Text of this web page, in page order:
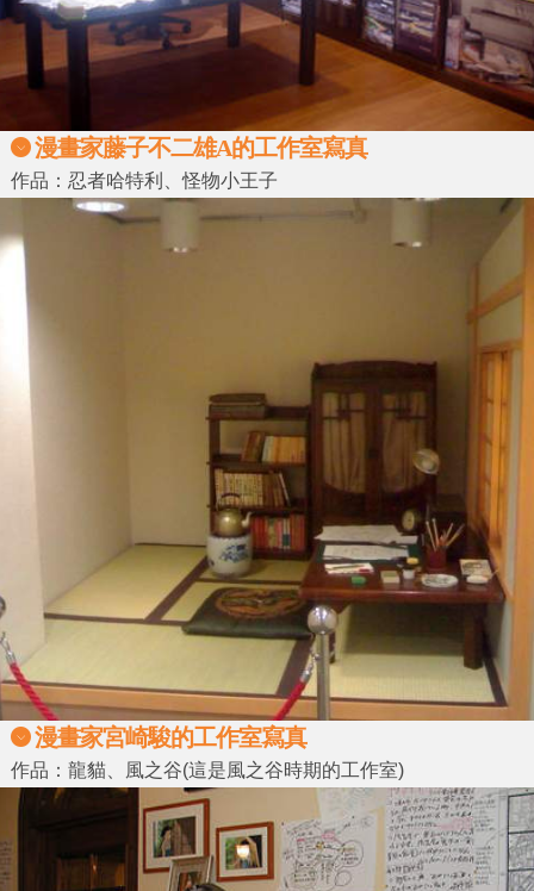
漫畫家藤子不二雄A的工作室寫真
作品：忍者哈特利、怪物小王子
漫畫家宮崎駿的工作室寫真
作品：龍貓、風之谷(這是風之谷時期的工作室)